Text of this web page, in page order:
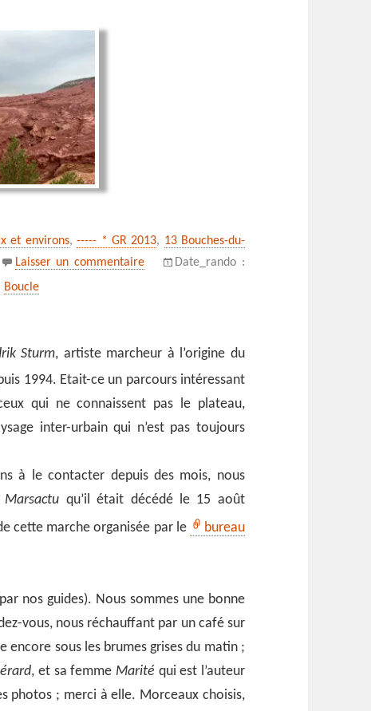
et environs,----- * GR 2013, 13 Bouches-du-
Laisser un commentairesur Dans les pas d’Hendrick Sturm sur le
Date_rando :
Boucle
Sturm, artiste marcheur à l’origine du
1994. Etait-ce un parcours intéressant
qui ne connaissent pas le plateau,
inter-urbain qui n’est pas toujours
à le contacter depuis des mois, nous
Marsactu qu’il était décédé le 15 août
cette marche organisée par le
bureau
nos guides). Nous sommes une bonne
vous, nous réchauffant par un café sur
encore sous les brumes grises du matin ;
, et sa femme Marité qui est l’auteur
photos ; merci à elle. Morceaux choisis,